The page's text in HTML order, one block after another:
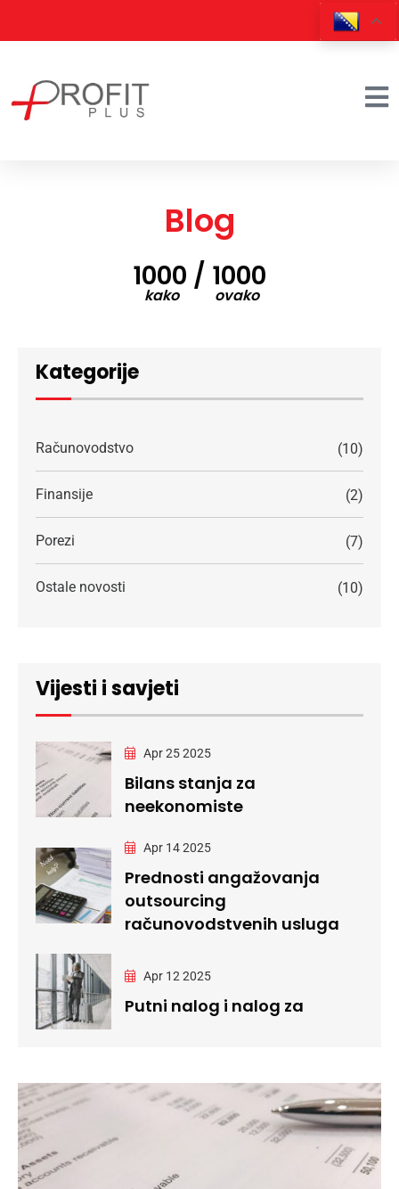
Blog
1000 / 1000
kako ovako
Kategorije
Računovodstvo (10)
Finansije (2)
Porezi (7)
Ostale novosti (10)
Vijesti i savjeti
Apr 25 2025
Bilans stanja za
neekonomiste
Apr 14 2025
Prednosti angažovanja
outsourcing
računovodstvenih usluga
Apr 12 2025
Putni nalog i nalog za